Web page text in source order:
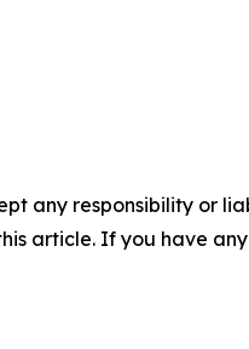
any responsibility or
article. If you have